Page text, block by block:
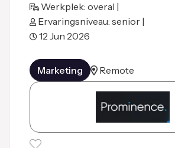
Werkplek: overal |
Ervaringsniveau: senior |
12 Jun 2026
Marketing Remote